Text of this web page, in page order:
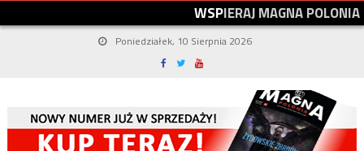
WSPIERAJMAGNAPOLONIA
Poniedziałek, 10 Sierpnia 2026